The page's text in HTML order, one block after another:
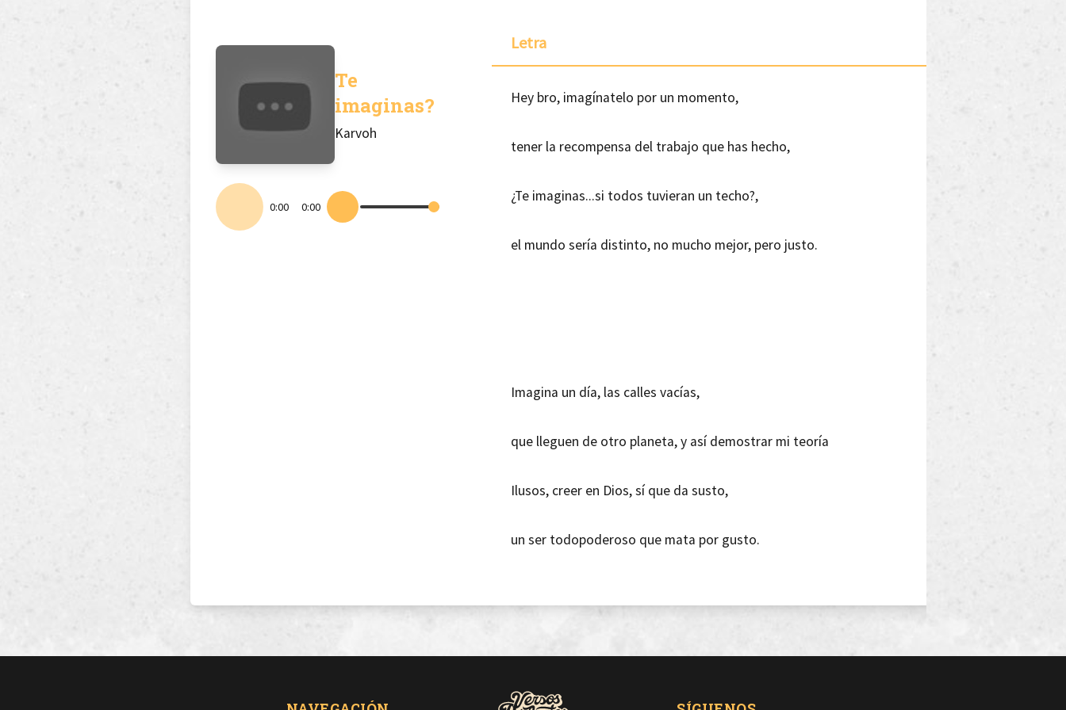
Te
imaginas?
Karvoh
0:00 0:00
Letra
Hey bro, imagínatelo por un momento,
tener la recompensa del trabajo que has hecho,
¿Te imaginas...si todos tuvieran un techo?,
el mundo sería distinto, no mucho mejor, pero justo.
Imagina un día, las calles vacías,
que lleguen de otro planeta, y así demostrar mi teoría
Ilusos, creer en Dios, sí que da susto,
un ser todopoderoso que mata por gusto.
¿Te imaginas... que se acabaran los políticos?,